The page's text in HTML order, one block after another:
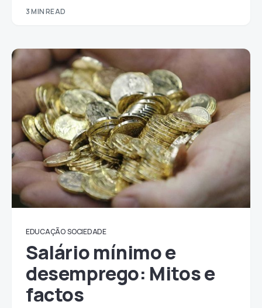
3 MIN READ
EDUCAÇÃO SOCIEDADE
Salário mínimo e
desemprego: Mitos e
factos